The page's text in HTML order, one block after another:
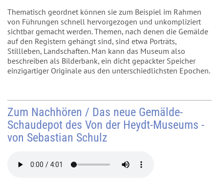
Thematisch geordnet können sie zum Beispiel im Rahmen
von Führungen schnell hervorgezogen und unkompliziert
sichtbar gemacht werden. Themen, nach denen die Gemälde
auf den Registern gehängt sind, sind etwa Porträts,
Stillleben, Landschaften. Man kann das Museum also
beschreiben als Bilderbank, ein dicht gepackter Speicher
einzigartiger Originale aus den unterschiedlichsten Epochen.
Zum Nachhören / Das neue Gemälde-
Schaudepot des Von der Heydt-Museums -
von Sebastian Schulz